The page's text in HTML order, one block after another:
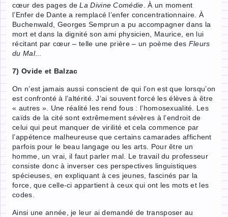
cœur des pages deLa Divine Comédie . À un moment
l’Enfer de Dante a remplacé l’enfer concentrationnaire. À
Buchenwald, Georges Semprun a pu accompagner dans la
mort et dans la dignité son ami physicien, Maurice, en lui
récitant par cœur – telle une prière – un poème des Fleurs
du Mal...
7) Ovide et Balzac
On n’est jamais aussi conscient de qui l’on est que lorsqu’on
est confronté à l’altérité. J’ai souvent forcé les élèves à être
« autres ». Une réalité les rend fous : l’homosexualité. Les
caïds de la cité sont extrêmement sévères à l’endroit de
celui qui peut manquer de virilité et cela commence par
l’appétence malheureuse que certains camarades affichent
parfois pour le beau langage ou les arts. Pour être un
homme, un vrai, il faut parler mal. Le travail du professeur
consiste donc à inverser ces perspectives linguistiques
spécieuses, en expliquant à ces jeunes, fascinés par la
force, que celle-ci appartient à ceux qui ont les mots et les
codes.
Ainsi une année, je leur ai demandé de transposer au